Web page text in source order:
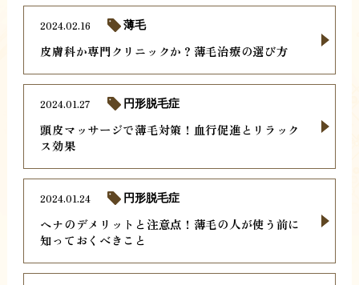
皮膚科か専門クリニックか？薄毛治療の選び方
2024.02.16 薄毛
頭皮マッサージで薄毛対策！血行促進とリラック
ス効果
2024.01.27 円形脱毛症
ヘナのデメリットと注意点！薄毛の人が使う前に
知っておくべきこと
2024.01.24 円形脱毛症